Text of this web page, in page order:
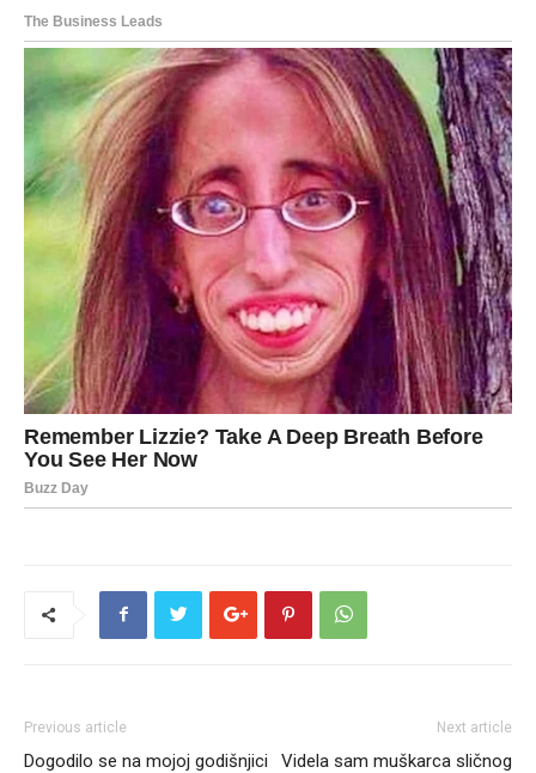
Previous article
Dogodilo se na mojoj godišnjici
Next article
Videla sam muškarca sličnog